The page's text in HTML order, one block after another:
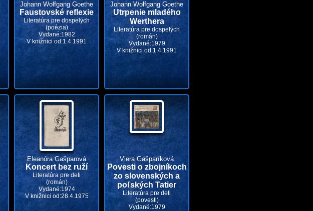
Johann Wolfgang Goethe
Faustovské reflexie
Literatúra pre dospelých
(poézia)
Vydané:1982
V knižnici od:1.4.1991
Johann Wolfgang Goethe
Utrpenie mladého
Werthera
Literatúra pre dospelých
(román)
Vydané:1979
V knižnici od:1.4.1991
Eleanóra Gašparová
Koncert bez ruží
Literatúra pre deti
(román)
Vydané:1974
V knižnici od:28.4.1975
Viera Gašparíková
Povesti o zbojníkoch
zo slovenských a
poľských Tatier
Literatúra pre deti
(povesti)
Vydané:1979